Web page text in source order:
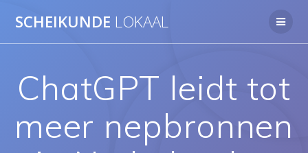
naar
SCHEIKUNDE LOKAAL
ChatGPT leidt tot
meer nepbronnen